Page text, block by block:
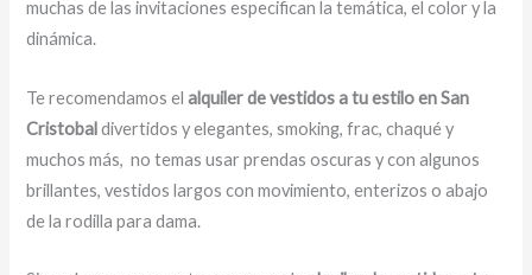
muchas de las invitaciones especifican la temática, el color y la
dinámica.
Te recomendamos elalquiler de vestidos a tu estilo en San
Cristobaldivertidos y elegantes, smoking, frac, chaqué y
muchos más, no temas usar prendas oscuras y con algunos
brillantes, vestidos largos con movimiento, enterizos o abajo
de la rodilla para dama.